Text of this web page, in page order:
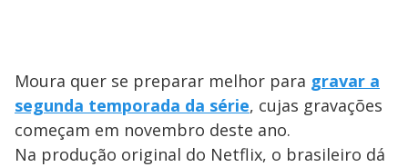
Moura quer se preparar melhor para gravar a
segunda temporada da série, cujas gravações
começam em novembro deste ano.
Na produção original do Netflix, o brasileiro dá